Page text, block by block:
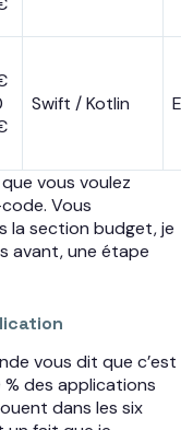
Swift / Kotlin
vous voulez
Vous
la section budget, je
avant, une étape
vous dit que c’est
des applications
dans les six